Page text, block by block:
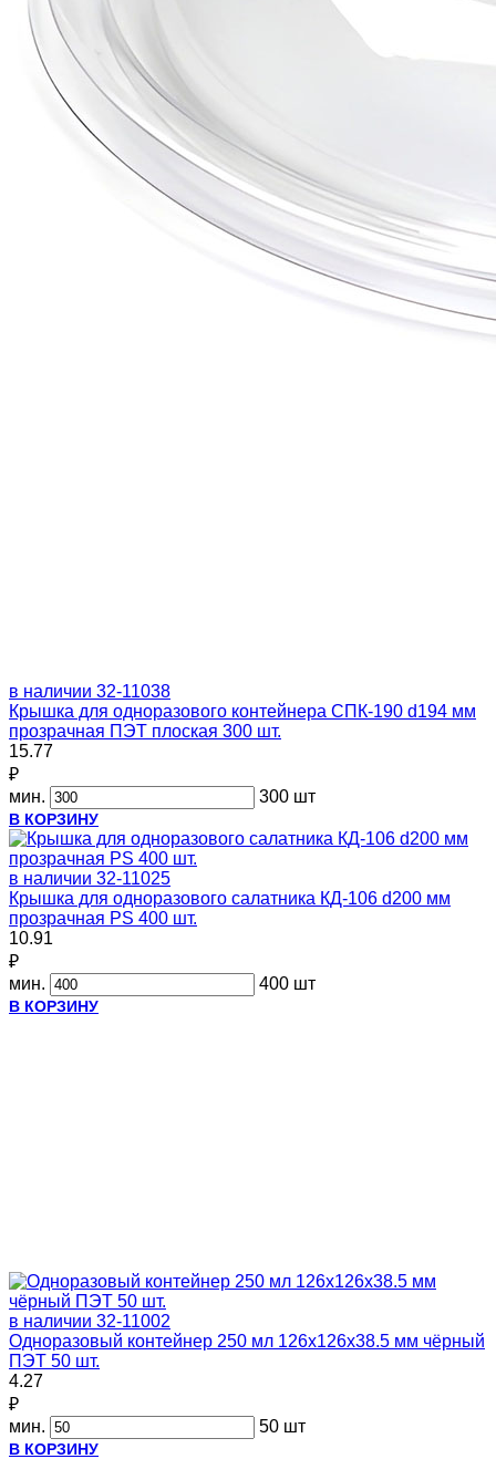
в наличии 32-11038
Крышка для одноразового контейнера СПК-190 d194 мм
прозрачная ПЭТ плоская 300 шт.
15.77
₽
мин.
300 шт
В КОРЗИНУ
в наличии 32-11025
Крышка для одноразового салатника КД-106 d200 мм
прозрачная PS 400 шт.
10.91
₽
мин.
400 шт
В КОРЗИНУ
в наличии 32-11002
Одноразовый контейнер 250 мл 126х126х38.5 мм чёрный
ПЭТ 50 шт.
4.27
₽
мин.
50 шт
В КОРЗИНУ